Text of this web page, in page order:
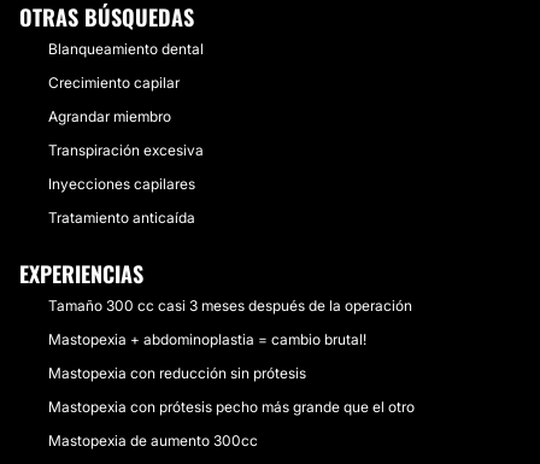
OTRAS BÚSQUEDAS
Blanqueamiento dental
Crecimiento capilar
Agrandar miembro
Transpiración excesiva
Inyecciones capilares
Tratamiento anticaída
EXPERIENCIAS
Tamaño 300 cc casi 3 meses después de la operación
Mastopexia + abdominoplastia = cambio brutal!
Mastopexia con reducción sin prótesis
Mastopexia con prótesis pecho más grande que el otro
Mastopexia de aumento 300cc